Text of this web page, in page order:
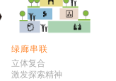
绿廊串联
立体复合
激发探索精神